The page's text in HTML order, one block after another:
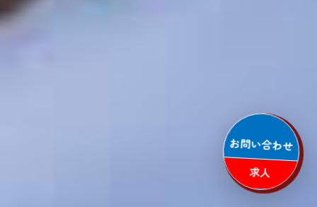
お問い合わせ
求人